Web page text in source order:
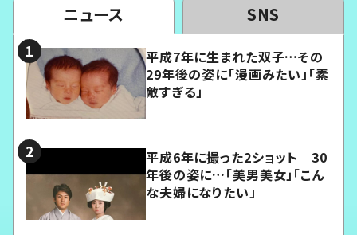
ニュース SNS
平成7年に生まれた双子…その
29年後の姿に「漫画みたい」「素
敵すぎる」
平成6年に撮った2ショット 30
年後の姿に…「美男美女」「こん
な夫婦になりたい」